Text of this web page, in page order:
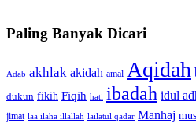
Paling Banyak Dicari
Adab akhlak akidah amal Aqidah
dukun fikih Fiqih hati ibadah idul
jimat laa ilaha illallah lailatul qadar Manhaj